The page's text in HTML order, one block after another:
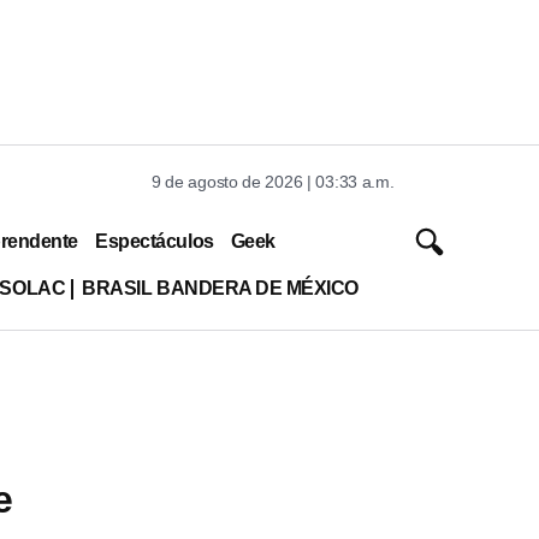
9 de agosto de 2026 | 03:33 a.m.
Espectáculos Geek
BRASIL BANDERA DE MÉXICO